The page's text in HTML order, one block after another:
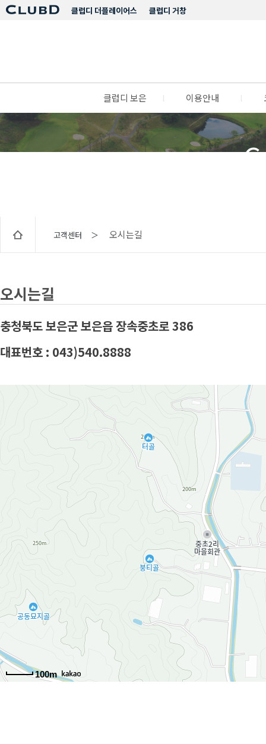
클럽디 거창
클럽디 더플레이어스
클럽디 보은 이용안내
고객센터 ＞ 오시는길
오시는길
충청북도 보은군 보은읍 장속중초로 386
대표번호 : 043)540.8888
100m